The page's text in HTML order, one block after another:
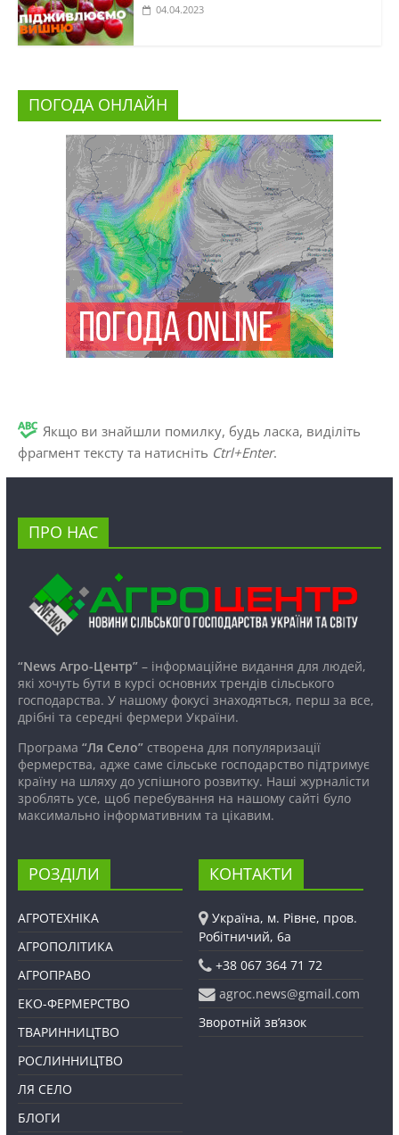
04.04.2023
ПОГОДА ОНЛАЙН
Якщо ви знайшли помилку, будь ласка, виділіть
фрагмент тексту та натисніть Ctrl+Enter.
ПРО НАС
“News Агро-Центр”– інформаційне видання для людей,
які хочуть бути в курсі основних трендів сільського
господарства. У нашому фокусі знаходяться, перш за все,
дрібні та середні фермери України.
Програма “Ля Село”створена для популяризації
фермерства, адже саме сільське господарство підтримує
країну на шляху до успішного розвитку. Наші журналісти
зроблять усе, щоб перебування на нашому сайті було
максимально інформативним та цікавим.
РОЗДІЛИ
АГРОТЕХНІКА
АГРОПОЛІТИКА
АГРОПРАВО
ЕКО-ФЕРМЕРСТВО
ТВАРИННИЦТВО
РОСЛИННИЦТВО
ЛЯ СЕЛО
БЛОГИ
КОНТАКТИ
Україна, м. Рівне, пров.
Робітничий, 6а
+38 067 364 71 72
agroc.news@gmail.com
Зворотній зв’язок